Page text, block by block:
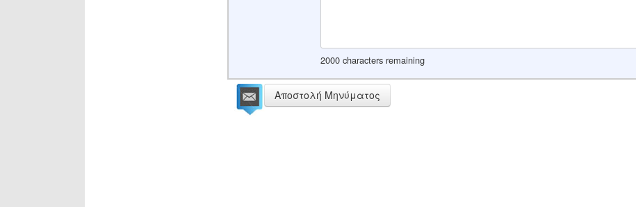
2000 characters remaining
Αποστολή Μηνύματος